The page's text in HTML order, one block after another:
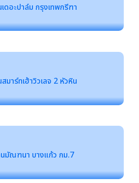
ดอะปาล์ม กรุงเทพกรีฑา
มาร์ทเฮ้าวิวเลจ 2 หัวหิน
มัณฑนา บางแก้ว กม.7